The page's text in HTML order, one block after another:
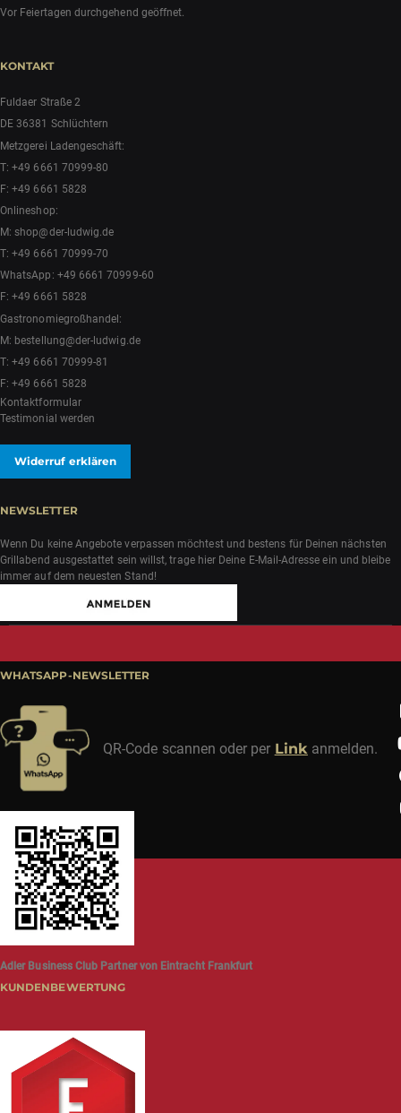
Vor Feiertagen durchgehend geöffnet.
KONTAKT
Fuldaer Straße 2
DE 36381 Schlüchtern
Metzgerei Ladengeschäft:
T:+49 6661 70999-80
F: +49 6661 5828
Onlineshop:
M:shop@der-ludwig.de
T:+49 6661 70999-70
WhatsApp: +49 6661 70999-60
F: +49 6661 5828
Gastronomiegroßhandel:
M: bestellung@der-ludwig.de
T:+49 6661 70999-81
F: +49 6661 5828
Kontaktformular
Testimonial werden
Widerruf erklären
NEWSLETTER
Wenn Du keine Angebote verpassen möchtest und bestens für Deinen nächsten
Grillabend ausgestattet sein willst, trage hier Deine E-Mail-Adresse ein und bleibe
immer auf dem neuesten Stand!
WHATSAPP-NEWSLETTER
QR-Code scannen oder per Linkanmelden.
Adler Business Club Partner von Eintracht Frankfurt
KUNDENBEWERTUNG